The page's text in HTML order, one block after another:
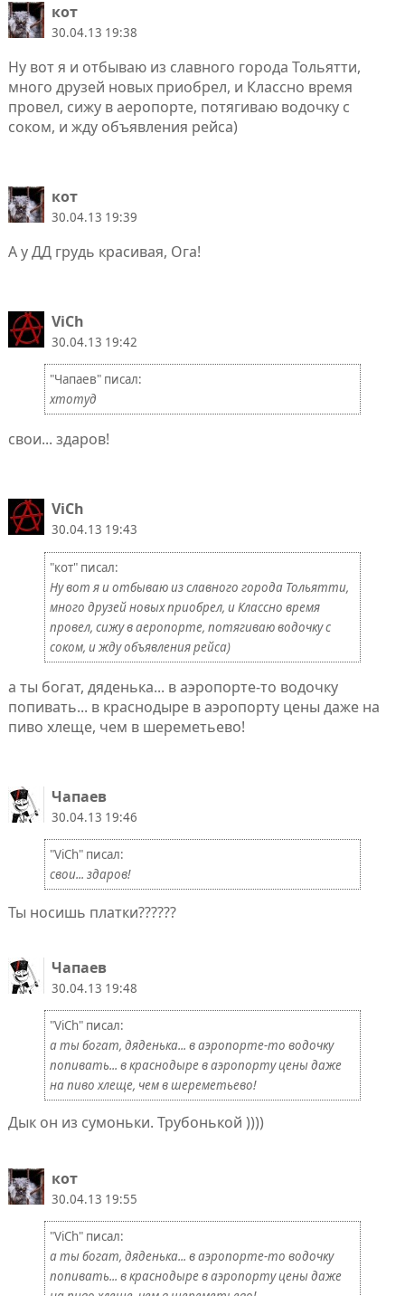
кот
30.04.13 19:38
Ну вот я и отбываю из славного города Тольятти,
много друзей новых приобрел, и Классно время
провел, сижу в аеропорте, потягиваю водочку с
соком, и жду объявления рейса)
кот
30.04.13 19:39
А у ДД грудь красивая, Ога!
ViCh
30.04.13 19:42
"Чапаев" писал:
хтотуд
свои... здаров!
ViCh
30.04.13 19:43
"кот" писал:
Ну вот я и отбываю из славного города Тольятти,
много друзей новых приобрел, и Классно время
провел, сижу в аеропорте, потягиваю водочку с
соком, и жду объявления рейса)
а ты богат, дяденька... в аэропорте-то водочку
попивать... в краснодыре в аэропорту цены даже на
пиво хлеще, чем в шереметьево!
Чапаев
30.04.13 19:46
"ViCh" писал:
свои... здаров!
Ты носишь платки??????
Чапаев
30.04.13 19:48
"ViCh" писал:
а ты богат, дяденька... в аэропорте-то водочку
попивать... в краснодыре в аэропорту цены даже
на пиво хлеще, чем в шереметьево!
Дык он из сумоньки. Трубонькой ))))
кот
30.04.13 19:55
"ViCh" писал:
а ты богат, дяденька... в аэропорте-то водочку
попивать... в краснодыре в аэропорту цены даже